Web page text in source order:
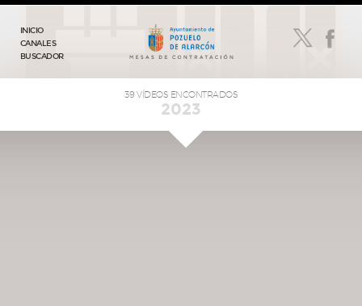
INICIO
CANALES
BUSCADOR
39 VÍDEOS ENCONTRADOS
2023